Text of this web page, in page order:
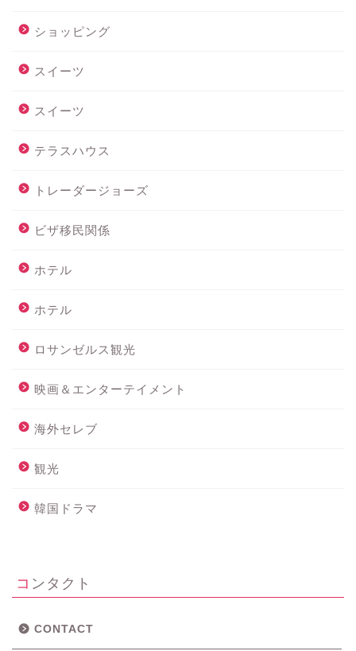
ショッピング
スイーツ
スイーツ
テラスハウス
トレーダージョーズ
ビザ移民関係
ホテル
ホテル
ロサンゼルス観光
映画＆エンターテイメント
海外セレブ
観光
韓国ドラマ
コンタクト
CONTACT